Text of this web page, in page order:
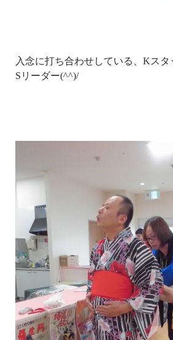
入念に打ち合わせしている、Kス
Sリーダー(^^)/